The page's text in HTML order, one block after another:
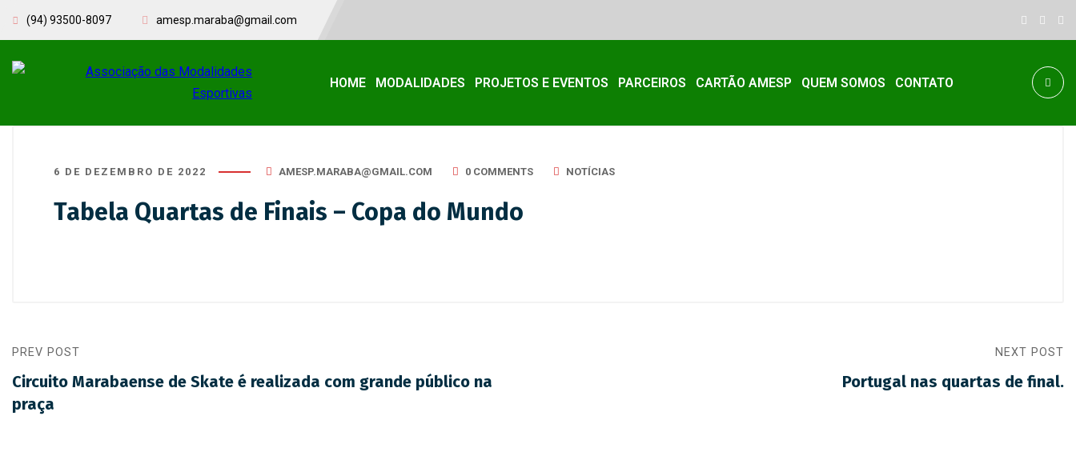
(94) 93500-8097 amesp.maraba@gmail.com
HOME MODALIDADES PROJETOS E EVENTOS PARCEIROS CARTÃO AMESP QUEM SOMOS CONTATO
6 DE DEZEMBRO DE 2022 AMESP.MARABA@GMAIL.COM 0 COMMENTS NOTÍCIAS
Tabela Quartas de Finais – Copa do Mundo
PREV POST
Circuito Marabaense de Skate é realizada com grande público na
praça
NEXT POST
Portugal nas quartas de final.